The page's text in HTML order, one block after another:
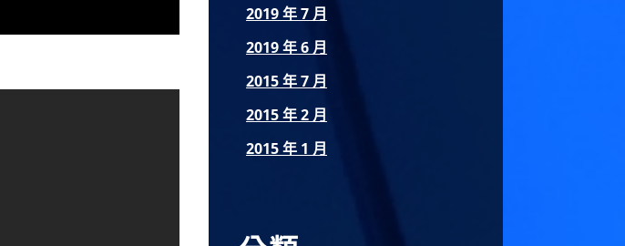
2019 年 7 月
2019 年 6 月
2015 年 7 月
2015 年 2 月
2015 年 1 月